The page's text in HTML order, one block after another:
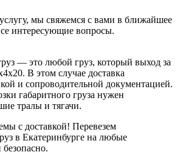
мы свяжемся с вами в ближайшее
интересующие вопросы.
— это любой груз, который выход за
В этом случае доставка
и сопроводительной документацией.
габаритного груза нужен
тралы и тягачи.
с доставкой! Перевезем
в Екатеринбурге на любые